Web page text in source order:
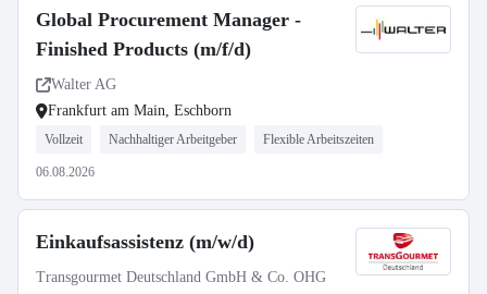
Global Procurement Manager -
Finished Products (m/f/d)
Walter AG
Frankfurt am Main, Eschborn
Vollzeit Nachhaltiger Arbeitgeber Flexible Arbeitszeiten
06.08.2026
Einkaufsassistenz (m/w/d)
Transgourmet Deutschland GmbH & Co. OHG